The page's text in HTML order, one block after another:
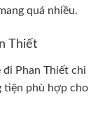
quá nhiều.
Thiết
đi Phan Thiết chi
tiện phù hợp cho